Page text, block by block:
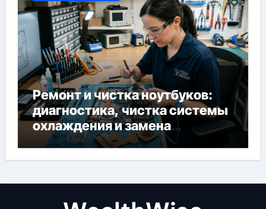
Ремонт и чистка ноутбуков:
диагностика, чистка системы
охлаждения и замена
компонентов